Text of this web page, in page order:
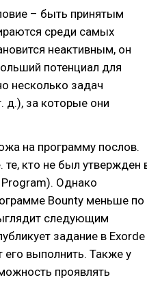
– быть принятым
среди самых
неактивным, он
потенциал для
несколько задач
д.), за которые они
на программу послов.
те, кто не был утвержден
Program). Однако
Bounty меньше по
следующим
задание в Exorde
его выполнить. Также у
проявлять